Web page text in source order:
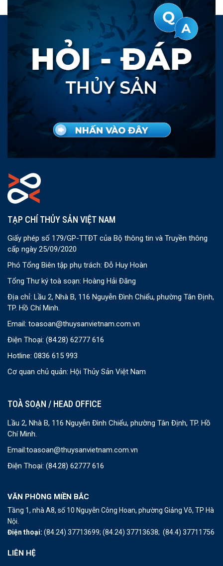
TẠP CHÍ THỦY SẢN VIỆT NAM
Giấy phép số 179/GP-TTĐT của Bộ thông tin và Truyền thông
cấp ngày 25/09/2020
Phó Tổng Biên tập phụ trách: Đỗ Huy Hoàn
Tổng Thư ký toà soạn: Hoàng Hải Đăng
Địa chỉ: Lầu 2, Nhà B, 116 Nguyễn Đình Chiểu, phường Tân Định,
TP. Hồ Chí Minh.
Email: toasoan@thuysanvietnam.com.vn
Điện Thoại: (84.28) 62777 616
Hotline: 0836 615 993
Cơ quan chủ quản: Hội Thủy Sản Việt Nam
TOÀ SOẠN / HEAD OFFICE
Lầu 2, Nhà B, 116 Nguyễn Đình Chiểu, phường Tân Định, TP. Hồ
Chí Minh.
Email:toasoan@thuysanvietnam.com.vn
Điện Thoại: (84.28) 62777 616
VĂN PHÒNG MIỀN BẮC
Tầng 1, nhà A8, số 10 Nguyễn Công Hoan, phường Giảng Võ, TP Hà
Nội.
Điện thoại: (84.24) 37713699; (84.24) 37713638; (84.4) 37711756
LIÊN HỆ